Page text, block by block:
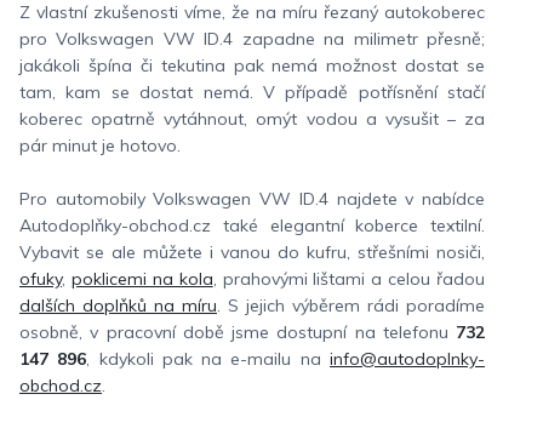
Z vlastní zkušenosti víme, že na míru řezaný autokoberec
pro Volkswagen VW ID.4 zapadne na milimetr přesně;
jakákoli špína či tekutina pak nemá možnost dostat se
tam, kam se dostat nemá. V případě potřísnění stačí
koberec opatrně vytáhnout, omýt vodou a vysušit – za
pár minut je hotovo.
Pro automobily Volkswagen VW ID.4 najdete v nabídce
Autodoplňky-obchod.cz také elegantní koberce textilní.
Vybavit se ale můžete i vanou do kufru, střešními nosiči,
ofuky, poklicemi na kola, prahovými lištami a celou řadou
dalších doplňků na míru. S jejich výběrem rádi poradíme
osobně, v pracovní době jsme dostupní na telefonu 732
147 896, kdykoli pak na e-mailu nainfo@autodoplnky-
obchod.cz.